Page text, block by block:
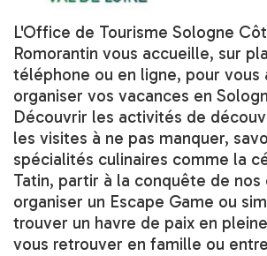
L'Office de Tourisme Sologne
Romorantin vous accueille, sur
téléphone ou en ligne, pour vous
organiser vos vacances en
Découvrir les activités de
les visites à ne pas manquer,
spécialités culinaires comme la
Tatin, partir à la conquête de nos
organiser un Escape Game ou
trouver un havre de paix en
vous retrouver en famille ou